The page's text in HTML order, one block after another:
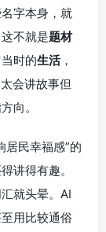
字本身，就
不就是题材
时的生活，
会讲故事但
向。
居民幸福感”的
讲得有趣。
就头晕。AI
至用比较通俗